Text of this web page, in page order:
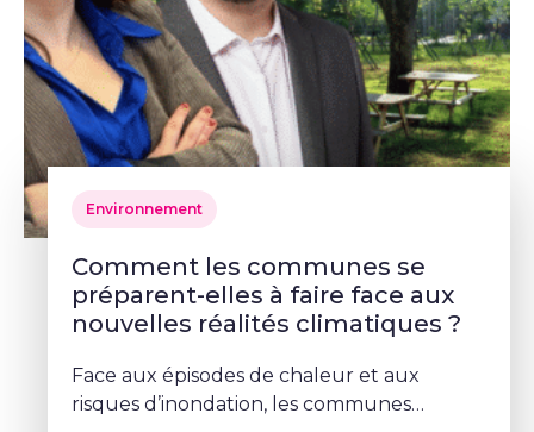
Environnement
Comment les communes se
préparent-elles à faire face aux
nouvelles réalités climatiques ?
Face aux épisodes de chaleur et aux
risques d’inondation, les communes